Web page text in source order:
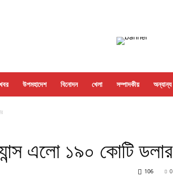
উপমহাদেশ বিনোদন খেলা সম্পাদকীয় অন্যান্য
এলো ১৯০ কোটি ডলার
0
106